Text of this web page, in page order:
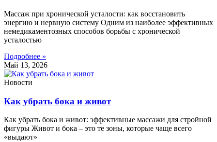
Массаж при хронической усталости: как восстановить
энергию и нервную систему Одним из наиболее эффективных
немедикаментозных способов борьбы с хронической
усталостью
Подробнее »
Май 13, 2026
Новости
Как убрать бока и живот
Как убрать бока и живот: эффективные массажи для стройной
фигуры Живот и бока – это те зоны, которые чаще всего
«выдают»